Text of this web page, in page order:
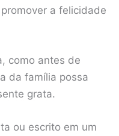
a felicidade
como antes de
da família possa
grata.
ou escrito em um